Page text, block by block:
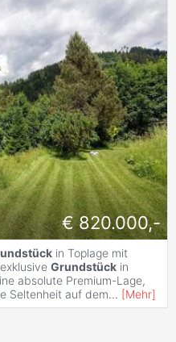
€ 820.000,-
in Toplage mit
Grundstück in
absolute Premium-Lage,
Seltenheit auf dem... [Mehr]